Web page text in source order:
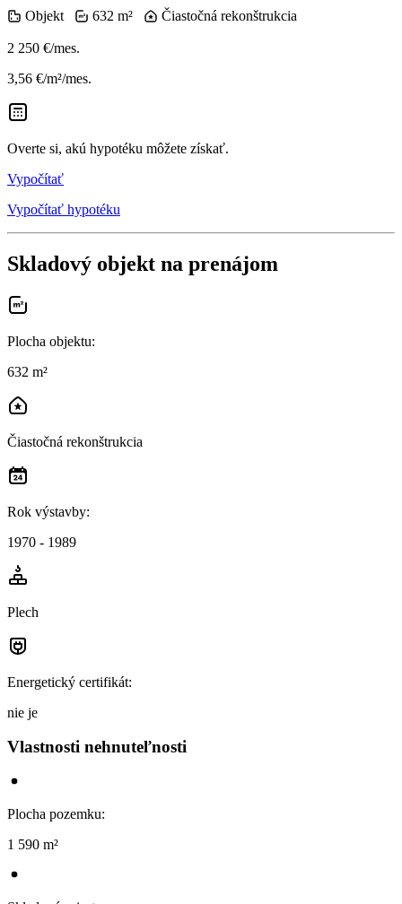
Objekt
632 m² Čiastočná rekonštrukcia
2 250 €/mes.
3,56 €/m²/mes.
Overte si, akú hypotéku môžete získať.
Vypočítať
Vypočítať hypotéku
Skladový objekt na prenájom
Plocha objektu:
632 m²
Čiastočná rekonštrukcia
Rok výstavby:
1970 - 1989
Plech
Energetický certifikát:
nie je
Vlastnosti nehnuteľnosti
Plocha pozemku:
1 590 m²